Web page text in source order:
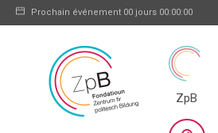
Prochain événement 00 jours 00:00:00
ZpB